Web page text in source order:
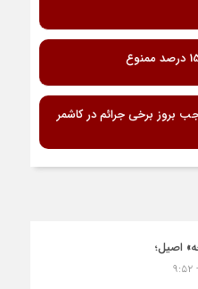
بروز برخی جرائم در کاشمر
اصیل؛